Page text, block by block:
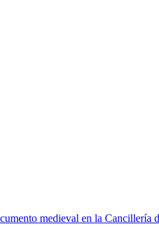
medieval en la Cancillería